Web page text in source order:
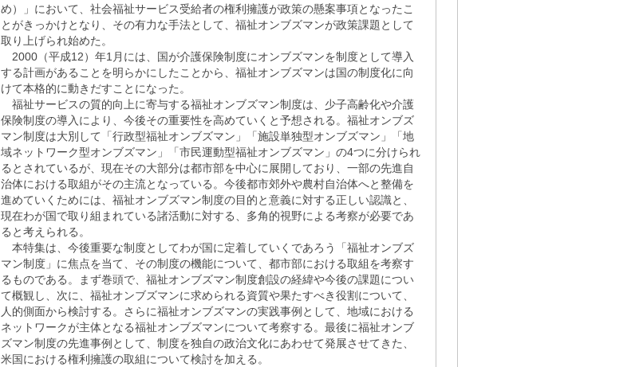
め）」において、社会福祉サービス受給者の権利擁護が政策の懸案事項となったこ
とがきっかけとなり、その有力な手法として、福祉オンブズマンが政策課題として
取り上げられ始めた。
2000（平成12）年1月には、国が介護保険制度にオンブズマンを制度として導入
する計画があることを明らかにしたことから、福祉オンブズマンは国の制度化に向
けて本格的に動きだすことになった。
福祉サービスの質的向上に寄与する福祉オンブズマン制度は、少子高齢化や介護
保険制度の導入により、今後その重要性を高めていくと予想される。福祉オンブズ
マン制度は大別して「行政型福祉オンブズマン」「施設単独型オンブズマン」「地
域ネットワーク型オンブズマン」「市民運動型福祉オンブズマン」の4つに分けられ
るとされているが、現在その大部分は都市部を中心に展開しており、一部の先進自
治体における取組がその主流となっている。今後都市郊外や農村自治体へと整備を
進めていくためには、福祉オンブズマン制度の目的と意義に対する正しい認識と、
現在わが国で取り組まれている諸活動に対する、多角的視野による考察が必要であ
ると考えられる。
本特集は、今後重要な制度としてわが国に定着していくであろう「福祉オンブズ
マン制度」に焦点を当て、その制度の機能について、都市部における取組を考察す
るものである。まず巻頭で、福祉オンブズマン制度創設の経緯や今後の課題につい
て概観し、次に、福祉オンブズマンに求められる資質や果たすべき役割について、
人的側面から検討する。さらに福祉オンブズマンの実践事例として、地域における
ネットワークが主体となる福祉オンブズマンについて考察する。最後に福祉オンブ
ズマン制度の先進事例として、制度を独自の政治文化にあわせて発展させてきた、
米国における権利擁護の取組について検討を加える。